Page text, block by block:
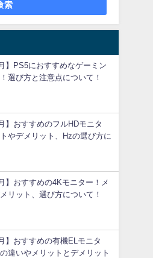
索
】PS5におすすめなゲーミン
選び方と注意点について！
】おすすめのフルHDモニタ
やデメリット、Hzの選び方に
】おすすめの4Kモニター！メ
リット、選び方について！
】おすすめの有機ELモニタ
違いやメリットとデメリット